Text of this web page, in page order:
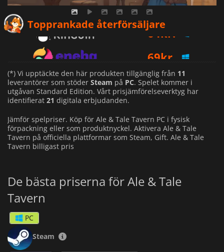
Topprankade återförsäljare
64kr.
92kr.
(*) Vi upptäckte den här produkten tillgänglig från 11
leverantörer som stöder Steam på PC. Spelet kommer i
utgåvan Standard Edition. Vårt prisjämförelseverktyg har
identifierat 21 digitala erbjudanden.
Jämför spelpriser. Köp för Ale & Tale Tavern PC i fysisk
förpackning eller som produktnyckel. Aktivera Ale & Tale
Tavern på officiella plattformar som Steam, Gift. Ale & Tale
Tavern billigast pris
De bästa priserna för Ale & Tale
Tavern
PC
Steam